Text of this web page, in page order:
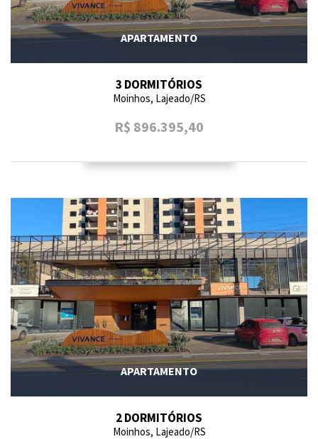
APARTAMENTO
3 DORMITÓRIOS
Moinhos, Lajeado/RS
R$ 896.395,40
APARTAMENTO
2 DORMITÓRIOS
Moinhos, Lajeado/RS